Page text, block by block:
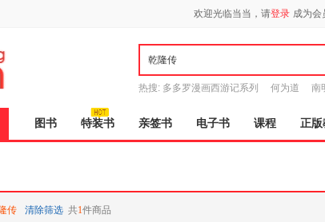
欢迎光临当当，请登录 成为会
热搜: 多多罗漫画西游记系列 何为道 南
图书 特装书 亲签书 电子书 课程 正版
传 清除筛选 共1件商品